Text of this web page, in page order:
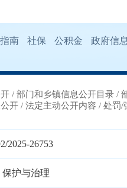
南 社保 公积金 政府信
/ 部门和乡镇信息公开目录 /
开 / 法定主动公开内容 / 处罚/
2025-26753
护与治理